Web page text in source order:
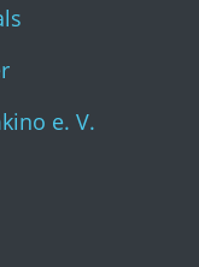
e. V.